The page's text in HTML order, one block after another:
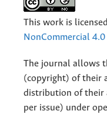
This work is
NonCommercial
The journal allows
(copyright) of their
distribution of their
per issue) under